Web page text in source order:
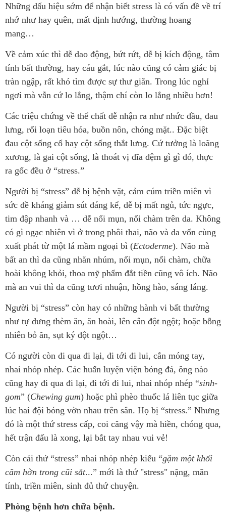
Những dấu hiệu sớm để nhận biết stress là có vấn đề về trí
nhớ như hay quên, mất định hướng, thường hoang
mang…
Về cảm xúc thì dễ dao động, bứt rứt, dễ bị kích động, tâm
tính bất thường, hay cáu gắt, lúc nào cũng có cảm giác bị
tràn ngập, rất khó tìm được sự thư giãn. Trong lúc nghỉ
ngơi mà vẫn cứ lo lắng, thậm chí còn lo lắng nhiều hơn!
Các triệu chứng về thể chất dễ nhận ra như nhức đầu, đau
lưng, rối loạn tiêu hóa, buồn nôn, chóng mặt.. Đặc biệt
đau cột sống cổ hay cột sống thắt lưng. Cứ tưởng là loãng
xương, là gai cột sống, là thoát vị đĩa đệm gì gì đó, thực
ra gốc đều ở “stress.”
Người bị “stress” dễ bị bệnh vặt, cảm cúm triền miên vì
sức đề kháng giảm sút đáng kể, dễ bị mất ngủ, tức ngực,
tim đập nhanh và … dễ nổi mụn, nổi chàm trên da. Không
có gì ngạc nhiên vì ở trong phôi thai, não và da vốn cùng
xuất phát từ một lá mầm ngoại bì (Ectoderme). Não mà
bất an thì da cũng nhăn nhúm, nổi mụn, nổi chàm, chữa
hoài không khỏi, thoa mỹ phẩm đắt tiền cũng vô ích. Não
mà an vui thì da cũng tươi nhuận, hồng hào, sáng láng.
Người bị “stress” còn hay có những hành vi bất thường
như tự dưng thèm ăn, ăn hoài, lên cân đột ngột; hoặc bỗng
nhiên bỏ ăn, sụt ký đột ngột…
Có người còn đi qua đi lại, đi tới đi lui, cắn móng tay,
nhai nhóp nhép. Các huấn luyện viện bóng đá, ông nào
cũng hay đi qua đi lại, đi tới đi lui, nhai nhóp nhép “sinh-
gom” (Chewing gum) hoặc phì phèo thuốc lá liên tục giữa
lúc hai đội bóng vờn nhau trên sân. Họ bị “stress.” Nhưng
đó là một thứ stress cấp, coi căng vậy mà hiền, chóng qua,
hết trận đấu là xong, lại bắt tay nhau vui vẻ!
Còn cái thứ “stress” nhai nhóp nhép kiểu “gặm một khối
căm hờn trong cũi sắt...” mới là thứ "stress" nặng, mãn
tính, triền miên, sinh đủ thứ chuyện.
Phòng bệnh hơn chữa bệnh.